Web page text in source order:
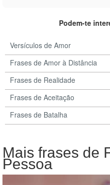
Podem-te
Versículos de Amor
Frases de Amor à Distância
Frases de Realidade
Frases de Aceitação
Frases de Batalha
Mais frases de
Pessoa